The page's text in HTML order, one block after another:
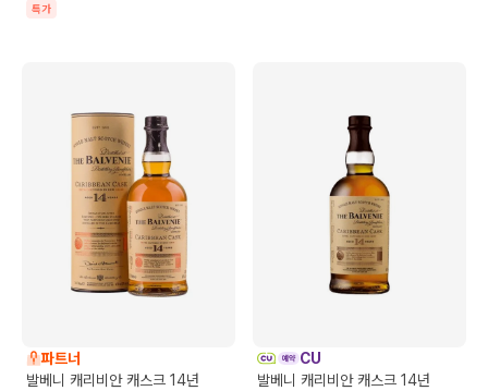
특가
파트너
발베니 캐리비안 캐스크 14년
CU
발베니 캐리비안 캐스크 14년